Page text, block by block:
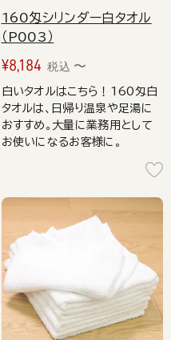
160匁シリンダー白タオル
（P003）
¥8,184 税込 〜
白いタオルはこちら！160匁白
タオルは、日帰り温泉や足湯に
おすすめ。大量に業務用として
お使いになるお客様に。